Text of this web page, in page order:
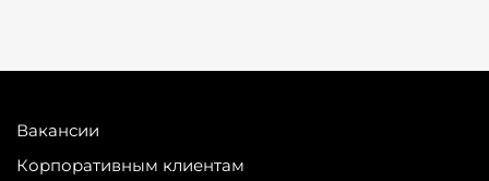
Вакансии
Корпоративным клиентам